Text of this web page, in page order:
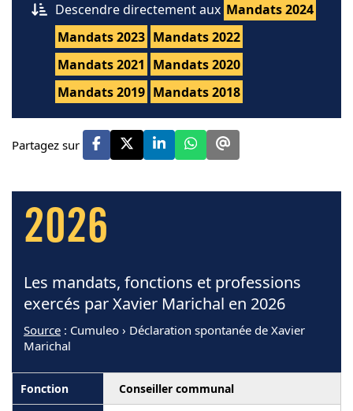
Descendre directement aux Mandats 2024
Mandats 2023 Mandats 2022
Mandats 2021 Mandats 2020
Mandats 2019 Mandats 2018
Partagez sur
2026
Les mandats, fonctions et professions
exercés par Xavier Marichal en 2026
Source : Cumuleo › Déclaration spontanée de Xavier
Marichal
Conseiller communal